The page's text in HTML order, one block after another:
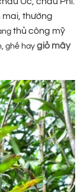
thường
thủ công mỹ
ghế hay giỏ mây